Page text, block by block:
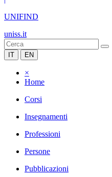
UNIFIND
uniss.it
IT EN
×
Home
Corsi
Insegnamenti
Professioni
Persone
Pubblicazioni